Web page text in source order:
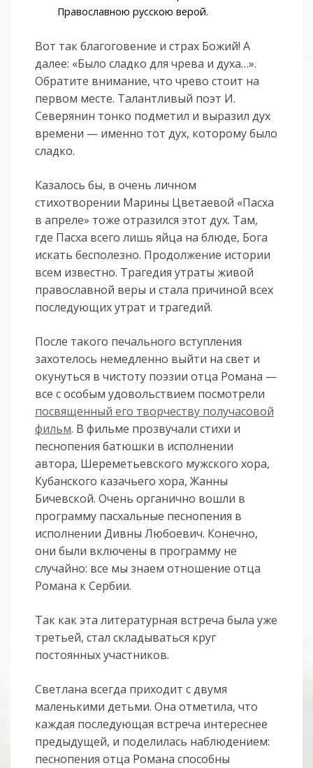
Православною русскою верой.
Вот так благоговение и страх Божий! А
далее: «Было сладко для чрева и духа…».
Обратите внимание, что чрево стоит на
первом месте. Талантливый поэт И.
Северянин тонко подметил и выразил дух
времени — именно тот дух, которому было
сладко.
Казалось бы, в очень личном
стихотворении Марины Цветаевой «Пасха
в апреле» тоже отразился этот дух. Там,
где Пасха всего лишь яйца на блюде, Бога
искать бесполезно. Продолжение истории
всем известно. Трагедия утраты живой
православной веры и стала причиной всех
последующих утрат и трагедий.
После такого печального вступления
захотелось немедленно выйти на свет и
окунуться в чистоту поэзии отца Романа —
все с особым удовольствием посмотрели
посвященный его творчеству получасовой
фильм. В фильме прозвучали стихи и
песнопения батюшки в исполнении
автора, Шереметьевского мужского хора,
Кубанского казачьего хора, Жанны
Бичевской. Очень органично вошли в
программу пасхальные песнопения в
исполнении Дивны Любоевич. Конечно,
они были включены в программу не
случайно: все мы знаем отношение отца
Романа к Сербии.
Так как эта литературная встреча была уже
третьей, стал складываться круг
постоянных участников.
Светлана всегда приходит с двумя
маленькими детьми. Она отметила, что
каждая последующая встреча интереснее
предыдущей, и поделилась наблюдением:
песнопения отца Романа способны